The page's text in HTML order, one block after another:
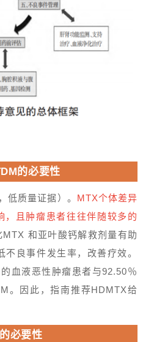
的必要性
低质量证据）。 MTX个体差异
，且肿瘤患者往往伴随较多的
和亚叶酸钙解救剂量有助
良事件发生率，改善疗效。
血液恶性肿瘤患者与92.50％
。因此，指南推荐HDMTX给
必要性